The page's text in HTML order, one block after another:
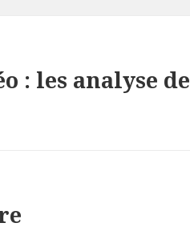
: les analyse de